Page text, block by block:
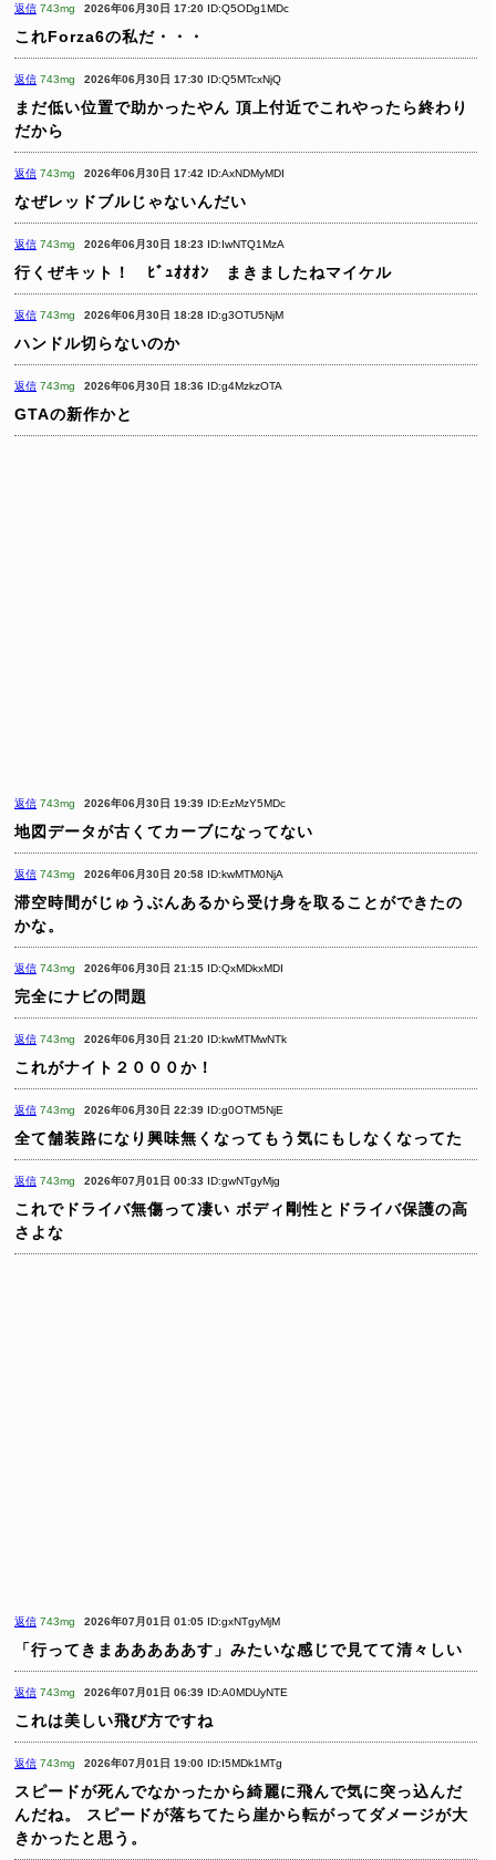
返信 743mg 2026年06月30日 17:20 ID:Q5ODg1MDc
これForza6の私だ・・・
返信 743mg 2026年06月30日 17:30 ID:Q5MTcxNjQ
まだ低い位置で助かったやん 頂上付近でこれやったら終わり
だから
返信 743mg 2026年06月30日 17:42 ID:AxNDMyMDI
なぜレッドブルじゃないんだい
返信 743mg 2026年06月30日 18:23 ID:IwNTQ1MzA
行くぜキット！ ﾋﾞｭｵｵｵﾝ まきましたねマイケル
返信 743mg 2026年06月30日 18:28 ID:g3OTU5NjM
ハンドル切らないのか
返信 743mg 2026年06月30日 18:36 ID:g4MzkzOTA
GTAの新作かと
返信 743mg 2026年06月30日 19:39 ID:EzMzY5MDc
地図データが古くてカーブになってない
返信 743mg 2026年06月30日 20:58 ID:kwMTM0NjA
滞空時間がじゅうぶんあるから受け身を取ることができたの
かな。
返信 743mg 2026年06月30日 21:15 ID:QxMDkxMDI
完全にナビの問題
返信 743mg 2026年06月30日 21:20 ID:kwMTMwNTk
これがナイト２０００か！
返信 743mg 2026年06月30日 22:39 ID:g0OTM5NjE
全て舗装路になり興味無くなってもう気にもしなくなってた
返信 743mg 2026年07月01日 00:33 ID:gwNTgyMjg
これでドライバ無傷って凄い ボディ剛性とドライバ保護の高
さよな
返信 743mg 2026年07月01日 01:05 ID:gxNTgyMjM
「行ってきまあああああす」みたいな感じで見てて清々しい
返信 743mg 2026年07月01日 06:39 ID:A0MDUyNTE
これは美しい飛び方ですね
返信 743mg 2026年07月01日 19:00 ID:I5MDk1MTg
スピードが死んでなかったから綺麗に飛んで気に突っ込んだ
んだね。
スピードが落ちてたら崖から転がってダメージが大
きかったと思う。